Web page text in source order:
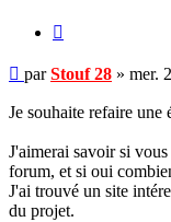
Message
non
lu
parStouf 28 » mer.
Je souhaite refaire une
J'aimerai savoir si
forum, et si oui
J'ai trouvé un site
du projet.